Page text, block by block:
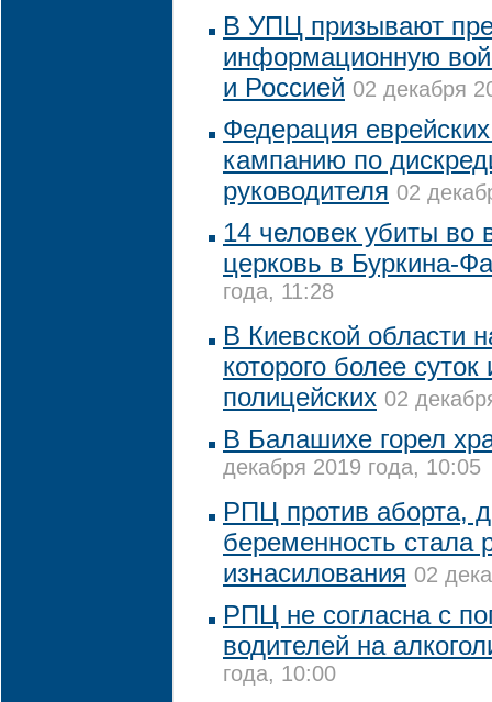
В УПЦ призывают
информационную
и Россией 02 декабря
Федерация
кампанию по
руководителя 02
14 человек убиты во
церковь в Буркина-
года, 11:28
В Киевской области
которого более
полицейских 02
В Балашихе горел
декабря 2019 года, 10:05
РПЦ против аборта,
беременность стала
изнасилования 02
РПЦ не согласна с
водителей на
года, 10:00